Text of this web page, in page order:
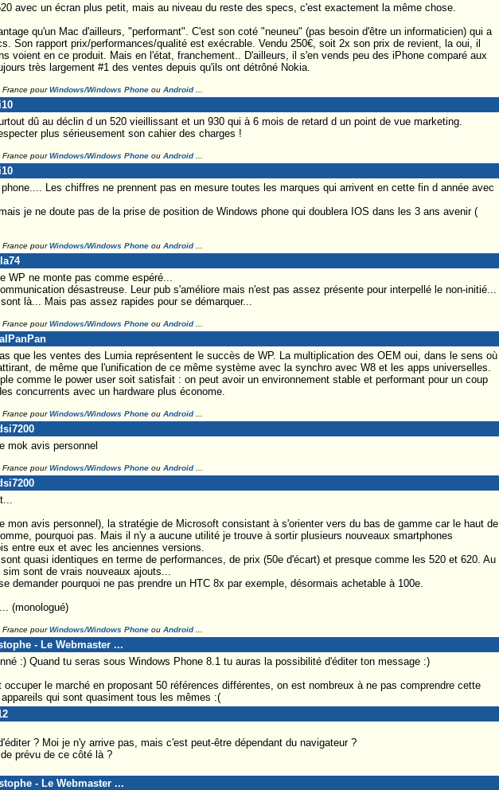
avec un écran plus petit, mais au niveau du reste des specs, c'est exactement la même chose.
qu'un Mac d'ailleurs, "performant". C'est son coté "neuneu" (pas besoin d'être un informaticien) qui a
Son rapport prix/performances/qualité est exécrable. Vendu 250€, soit 2x son prix de revient, la oui, il
voient en ce produit. Mais en l'état, franchement.. D'ailleurs, il s'en vends peu des iPhone comparé aux
très largement #1 des ventes depuis qu'ils ont détrôné Nokia.
France pourWindows/Windows Phoneou Android...
dû au déclin d un 520 vieillissant et un 930 qui à 6 mois de retard d un point de vue marketing.
plus sérieusement son cahier des charges !
France pourWindows/Windows Phoneou Android...
Les chiffres ne prennent pas en mesure toutes les marques qui arrivent en cette fin d année avec
je ne doute pas de la prise de position de Windows phone qui doublera IOS dans les 3 ans avenir (
France pourWindows/Windows Phoneou Android...
WP ne monte pas comme espéré...
désastreuse. Leur pub s'améliore mais n'est pas assez présente pour interpellé le non-initié...
là... Mais pas assez rapides pour se démarquer...
France pourWindows/Windows Phoneou Android...
que les ventes des Lumia représentent le succès de WP. La multiplication des OEM oui, dans le sens où
de même que l'unification de ce même système avec la synchro avec W8 et les apps universelles.
comme le power user soit satisfait : on peut avoir un environnement stable et performant pour un coup
concurrents avec un hardware plus économe.
France pourWindows/Windows Phoneou Android...
mok avis personnel
France pourWindows/Windows Phoneou Android...
mon avis personnel), la stratégie de Microsoft consistant à s'orienter vers du bas de gamme car le haut de
pourquoi pas. Mais il n'y a aucune utilité je trouve à sortir plusieurs nouveaux smartphones
entre eux et avec les anciennes versions.
quasi identiques en terme de performances, de prix (50e d'écart) et presque comme les 520 et 620. Au
sont de vrais nouveaux ajouts...
demander pourquoi ne pas prendre un HTC 8x par exemple, désormais achetable à 100e.
(monologué)
France pourWindows/Windows Phoneou Android...
- Le Webmaster ...
:) Quand tu seras sous Windows Phone 8.1 tu auras la possibilité d'éditer ton message :)
occuper le marché en proposant 50 références différentes, on est nombreux à ne pas comprendre cette
qui sont quasiment tous les mêmes :(
? Moi je n'y arrive pas, mais c'est peut-être dépendant du navigateur ?
prévu de ce côté là ?
- Le Webmaster ...